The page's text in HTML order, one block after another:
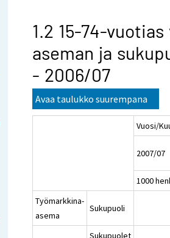
1.2 15-74-
aseman ja
- 2006/07
Avaa taulukko suurempana
Vuosi/
2007/07
1000
Työmarkkina-
asema
Sukupuoli
Sukupuolet